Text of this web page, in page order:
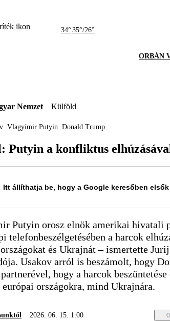
34° 35°/26°
ORBÁN
Nemzet Külföld
Vlagyimir Putyin Donald Trump
Putyin a konfliktus
Itt állíthatja be, hogy a Google keresőben
Putyin orosz elnök amerikai hivatali
telefonbeszélgetésében a harcok
és Ukrajnát – ismertette
Usakov arról is beszámolt, hogy
hogy a harcok
országokra, mind Ukrajnára.
2026. 06. 15. 1:00 0